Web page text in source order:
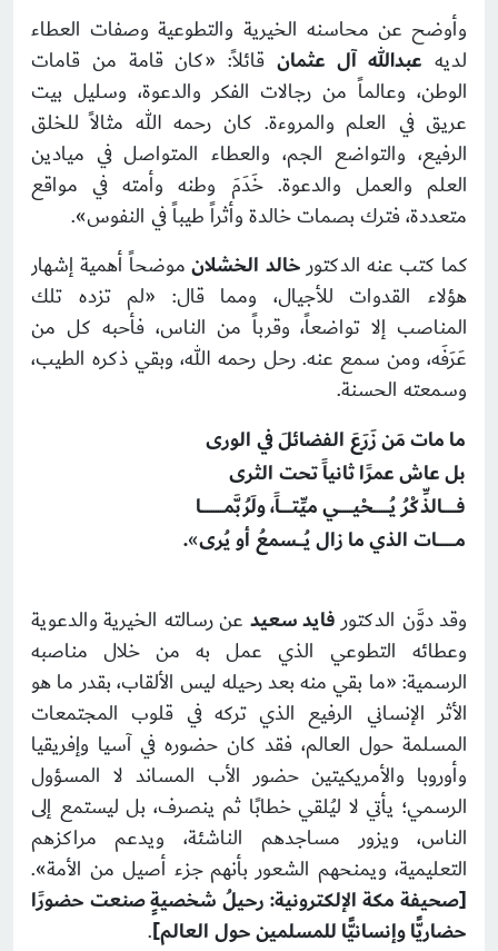
وأوضح عن محاسنه الخيرية والتطوعية وصفات العطاء
لديه عبدالله آل عثمان قائلاً: «كان قامة من قامات
الوطن، وعالماً من رجالات الفكر والدعوة، وسليل بيت
عريق في العلم والمروءة. كان رحمه الله مثالاً للخلق
الرفيع، والتواضع الجم، والعطاء المتواصل في ميادين
العلم والعمل والدعوة. خَدَمَ وطنه وأمته في مواقع
متعددة، فترك بصمات خالدة وأثراً طيباً في النفوس».
كما كتب عنه الدكتورخالد الخشلانموضحاً أهمية إشهار
هؤلاء القدوات للأجيال، ومما قال: «لم تزده تلك
المناصب إلا تواضعاً، وقرباً من الناس، فأحبه كل من
عَرَفَه، ومن سمع عنه. رحل رحمه ﷲ، وبقي ذكره الطيب،
وسمعته الحسنة.
ما مات مَن زَرَعَ الفضائلَ في الورى
بل عاش عمرًا ثانياً تحت الثرى
فــــــالذِّكْرُ يُـــــــحْيــــــي ميِّتـــــاً، ولَرُبَّمــــــــــا
مــــــــات الذي ما زال يُـــسمعُ أو يُرى»
.
وقد دوَّن الدكتورفايد سعيد عن رسالته الخيرية والدعوية
وعطائه التطوعي الذي عمل به من خلال مناصبه
الرسمية: «ما بقي منه بعد رحيله ليس الألقاب، بقدر ما هو
الأثر الإنساني الرفيع الذي تركه في قلوب المجتمعات
المسلمة حول العالم، فقد كان حضوره في آسيا وإفريقيا
وأوروبا والأمريكيتين حضور الأب المساند لا المسؤول
الرسمي؛ يأتي لا ليُلقي خطابًا ثم ينصرف، بل ليستمع إلى
الناس، ويزور مساجدهم الناشئة، ويدعم مراكزهم
التعليمية، ويمنحهم الشعور بأنهم جزء أصيل من الأمة».
[صحيفة مكة الإلكترونية: رحيلُ شخصيةٍ صنعت حضورًا
حضاريًّا وإنسانيًّا للمسلمين حول العالم].